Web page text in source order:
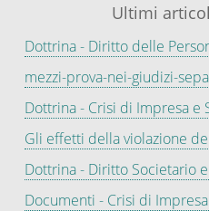
Ultimi
Dottrina - Diritto delle
mezzi-prova-nei-giudizi-
Dottrina - Crisi di Impresa e
Gli effetti della violazione
Dottrina - Diritto Societario
Documenti - Crisi di